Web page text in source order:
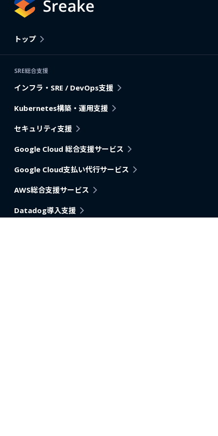
トップ
SRE総合支援
インフラ・SRE / DevOps支援
Kubernetes構築・運用支援
セキュリティ支援
Google Cloud 総合支援サービス
Google Cloud支払い代行サービス
AWS総合支援サービス
Datadog導入支援